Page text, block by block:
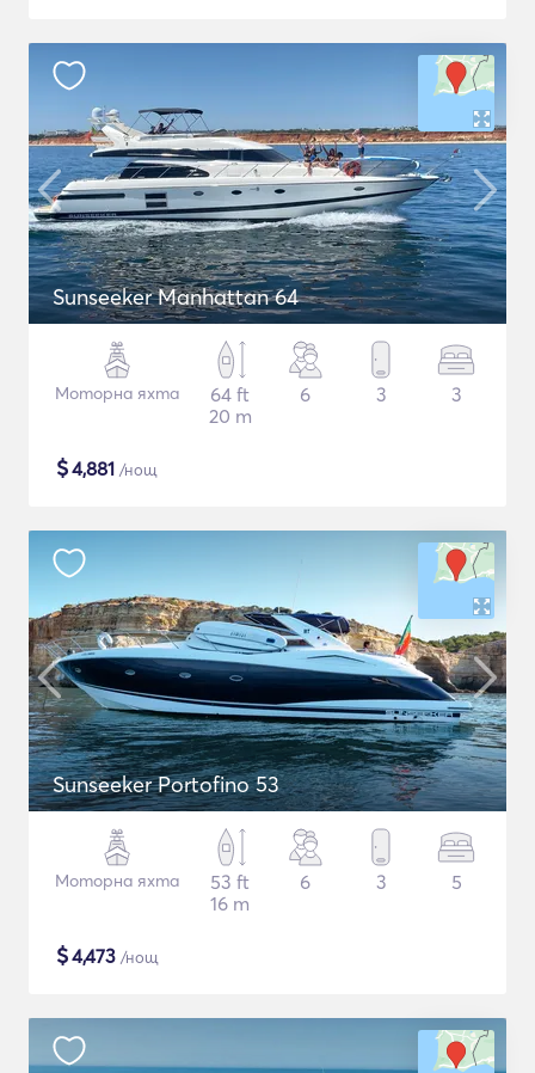
Sunseeker Manhattan 64
Моторна яхта
64 ft
20 m
6 3 3
$4,881 /нощ
Sunseeker Portofino 53
Моторна яхта
53 ft
16 m
6 3 5
$4,473 /нощ